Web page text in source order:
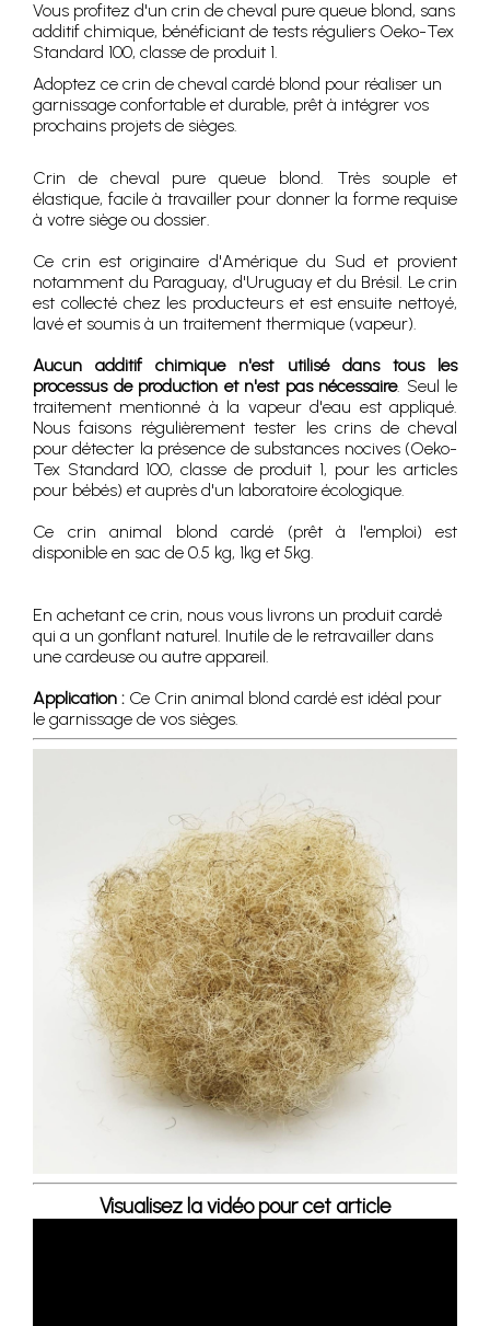
Vous profitez d'un crin de cheval pure queue blond, sans
additif chimique, bénéficiant de tests réguliers Oeko-Tex
Standard 100, classe de produit 1.
Adoptez ce crin de cheval cardé blond pour réaliser un
garnissage confortable et durable, prêt à intégrer vos
prochains projets de sièges.
Crin de cheval pure queue blond. Très souple et
élastique, facile à travailler pour donner la forme requise
à votre siège ou dossier.
Ce crin est originaire d'Amérique du Sud et provient
notamment du Paraguay, d'Uruguay et du Brésil. Le crin
est collecté chez les producteurs et est ensuite nettoyé,
lavé et soumis à un traitement thermique (vapeur).
Aucun additif chimique n'est utilisé dans tous les
processus de production et n'est pas nécessaire. Seul le
traitement mentionné à la vapeur d'eau est appliqué.
Nous faisons régulièrement tester les crins de cheval
pour détecter la présence de substances nocives (Oeko-
Tex Standard 100, classe de produit 1, pour les articles
pour bébés) et auprès d'un laboratoire écologique.
Ce crin animal blond cardé (prêt à l'emploi) est
disponible en sac de 0.5 kg, 1kg et 5kg.
En achetant ce crin, nous vous livrons un produit cardé
qui a un gonflant naturel. Inutile de le retravailler dans
une cardeuse ou autre appareil.
Application : Ce Crin animal blond cardé est idéal pour
le garnissage de vos sièges.
Visualisez la vidéo pour cet article